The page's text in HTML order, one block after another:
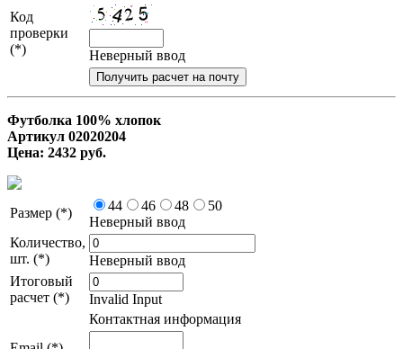
Код
проверки
(*)
Неверный ввод
Футболка 100% хлопок
Артикул 02020204
Цена: 2432 руб.
Размер (*) 44 46 48
50
Неверный ввод
Количество,
шт. (*)
Неверный ввод
Итоговый
расчет (*)
Invalid Input
Контактная информация